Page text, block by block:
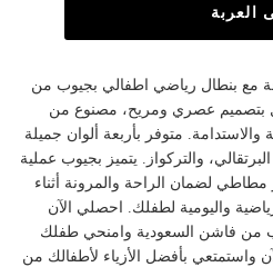
العربة
مع بنطال رياضي اطفالي بجيوب من
بتصميم عصري ومريح، مصنوع من
والاستدامة. متوفر بأربعة ألوان جميلة
والتركواز. يتميز بجيوب عملية
لضمان الراحة والمرونة أثناء
واليومية لطفلك. احصلي الآن
من فاشن السعودية وامنحي طفلك
واستمتعي بأفضل الأزياء لأطفالك من